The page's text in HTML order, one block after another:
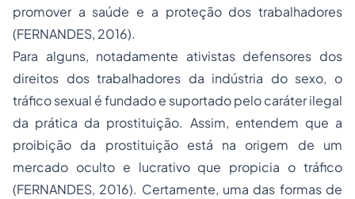
promover a saúde e a proteção dos trabalhadores
(FERNANDES, 2016).
Para alguns, notadamente ativistas defensores dos
direitos dos trabalhadores da indústria do sexo, o
tráfico sexual é fundado e suportado pelo caráter ilegal
da prática da prostituição. Assim, entendem que a
proibição da prostituição está na origem de um
mercado oculto e lucrativo que propicia o tráfico
(FERNANDES, 2016). Certamente, uma das formas de